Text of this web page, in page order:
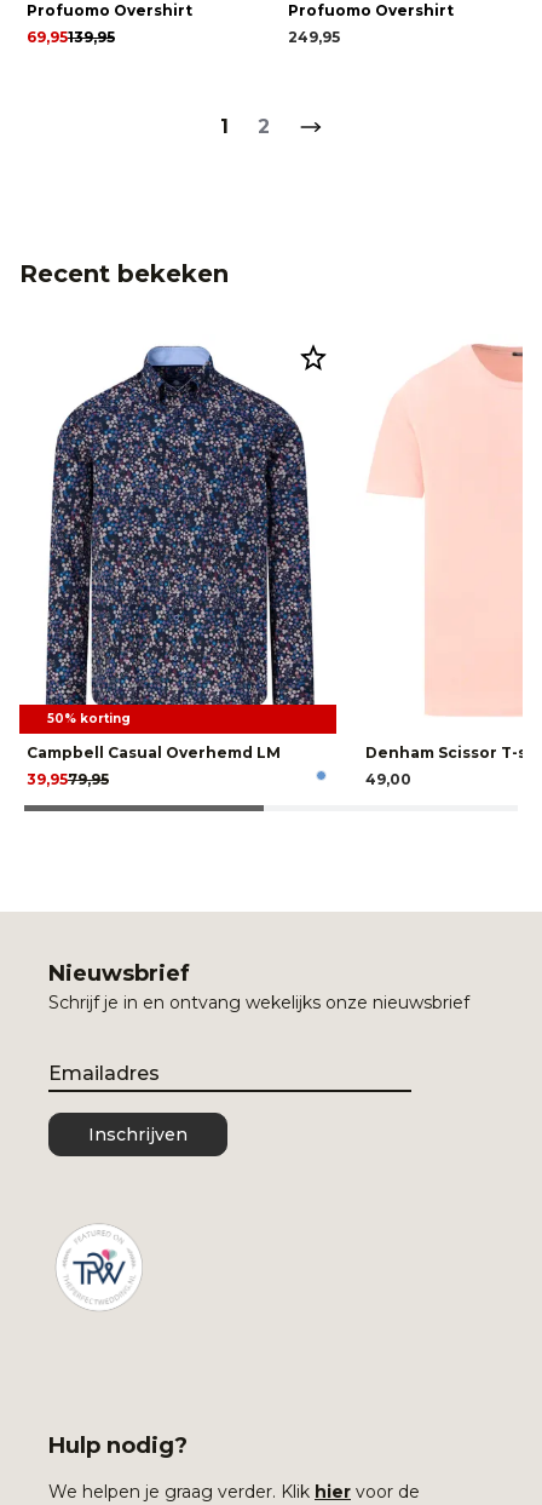
Profuomo Overshirt
139,95
69,95
Profuomo Overshirt
249,95
1 2
Recent bekeken
50% korting
Campbell Casual Overhemd LM
79,95
39,95
Denham Scissor T-
49,00
Nieuwsbrief
Schrijf je in en ontvang wekelijks onze nieuwsbrief
Email
Inschrijven
Hulp nodig?
We helpen je graag verder. Klik hier voor de